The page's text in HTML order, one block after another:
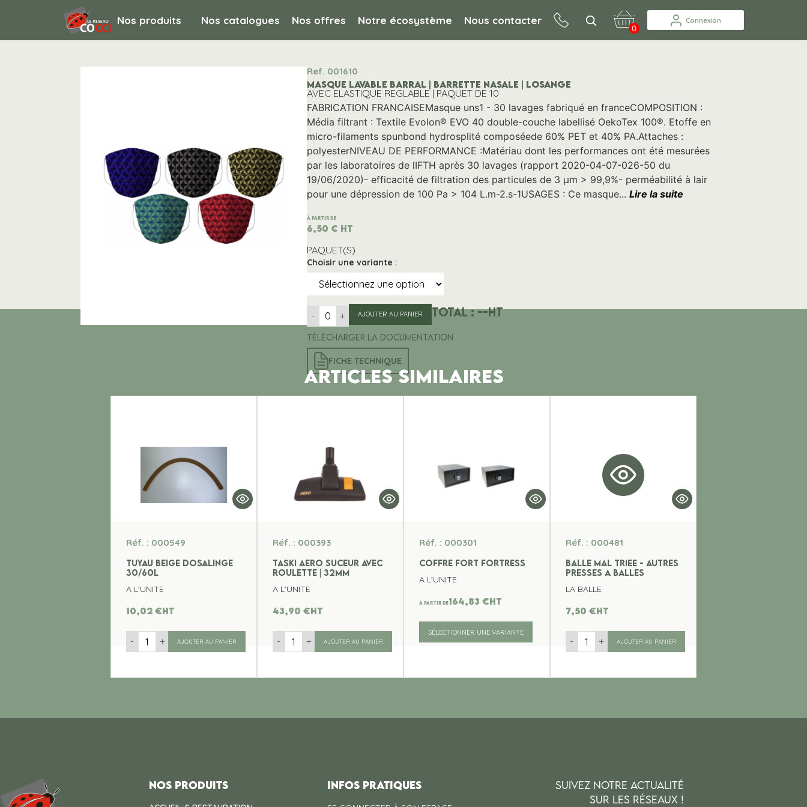
Nos produits Nos catalogues Nos offres Notre écosystème Nous contacter
0
Connexion
Ref. 001610
MASQUE LAVABLE BARRAL | BARRETTE NASALE | LOSANGE
AVEC ELASTIQUE REGLABLE | PAQUET DE 10
FABRICATION FRANCAISEMasque uns1 - 30 lavages fabriqué en franceCOMPOSITION :
Média filtrant : Textile Evolon® EVO 40 double-couche labellisé OekoTex 100®. Etoffe en
micro-filaments spunbond hydrosplité composéede 60% PET et 40% PA.Attaches :
polyesterNIVEAU DE PERFORMANCE :Matériau dont les performances ont été mesurées
par les laboratoires de lIFTH après 30 lavages (rapport 2020-04-07-026-50 du
19/06/2020)- efficacité de filtration des particules de 3 µm > 99,9%- perméabilité à lair
pour une dépression de 100 Pa > 104 L.m-2.s-1USAGES : Ce masque... Lire la suite
À partir de
6,50 € HT
PAQUET(S)
Choisir une variante :
- + AJOUTER AU PANIER Total :--HT
Télécharger la documentation
FICHE TECHNIQUE
ARTICLES SIMILAIRES
Réf. : 000549
TUYAU BEIGE DOSALINGE
30/60L
A L'UNITE
10,02€ht
- + AJOUTER AU PANIER
Réf. : 000393
TASKI AERO SUCEUR AVEC
ROULETTE | 32MM
A L'UNITE
43,90€ht
- + AJOUTER AU PANIER
Réf. : 000301
COFFRE FORT FORTRESS
A L'UNITE
À partir de164,83 €ht
SÉLECTIONNER UNE VARIANTE
Réf. : 000481
BALLE MAL TRIEE - AUTRES
PRESSES A BALLES
LA BALLE
7,50 €ht
- + AJOUTER AU PANIER
Nos produits INFOS PRATIQUES
SUIVEZ NOTRE ACTUALITÉ
SUR LES RÉSEAUX !